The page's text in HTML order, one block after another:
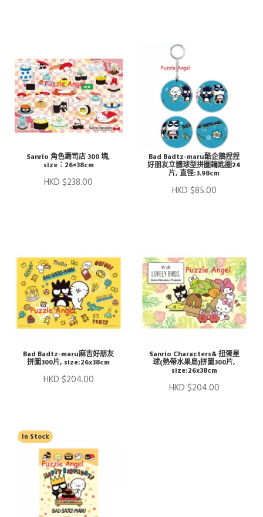
Sanrio 角色壽司店 300 塊,
size：26×38cm
HKD $238.00
Bad Badtz-maru酷企鵝捏捏
好朋友立體球型拼圖鑰匙圈24
片, 直徑:3.98cm
HKD $85.00
Bad Badtz-maru麻吉好朋友
拼圖300片, size:26x38cm
HKD $204.00
Sanrio Characters& 扭蛋星
球(熱帶水果鳥)拼圖300片,
size:26x38cm
HKD $204.00
In Stock